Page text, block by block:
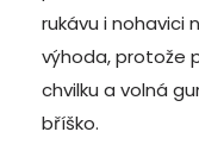
rukávu i nohavici
výhoda, protože
chvilku a volná
bříško.